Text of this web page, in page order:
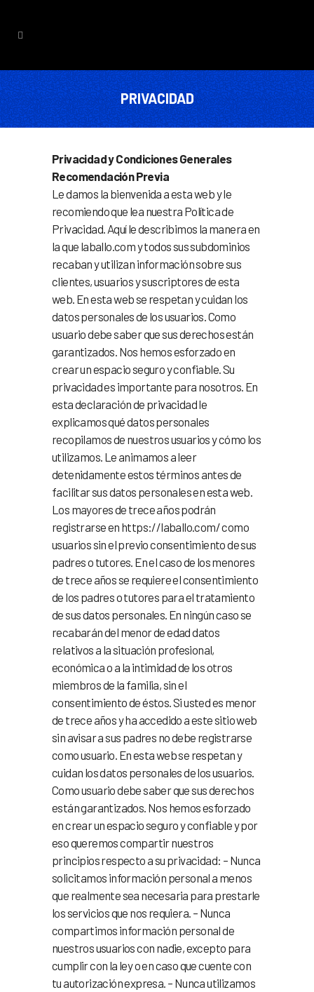
PRIVACIDAD
Privacidad y Condiciones Generales
Recomendación Previa
Le damos la bienvenida a esta web y le
recomiendo que lea nuestra Política de
Privacidad. Aquí le describimos la manera en
la que laballo.com y todos sus subdominios
recaban y utilizan información sobre sus
clientes, usuarios y suscriptores de esta
web. En esta web se respetan y cuidan los
datos personales de los usuarios. Como
usuario debe saber que sus derechos están
garantizados. Nos hemos esforzado en
crear un espacio seguro y confiable. Su
privacidad es importante para nosotros. En
esta declaración de privacidad le
explicamos qué datos personales
recopilamos de nuestros usuarios y cómo los
utilizamos. Le animamos a leer
detenidamente estos términos antes de
facilitar sus datos personales en esta web.
Los mayores de trece años podrán
registrarse en https://laballo.com/ como
usuarios sin el previo consentimiento de sus
padres o tutores. En el caso de los menores
de trece años se requiere el consentimiento
de los padres o tutores para el tratamiento
de sus datos personales. En ningún caso se
recabarán del menor de edad datos
relativos a la situación profesional,
económica o a la intimidad de los otros
miembros de la familia, sin el
consentimiento de éstos. Si usted es menor
de trece años y ha accedido a este sitio web
sin avisar a sus padres no debe registrarse
como usuario. En esta web se respetan y
cuidan los datos personales de los usuarios.
Como usuario debe saber que sus derechos
están garantizados. Nos hemos esforzado
en crear un espacio seguro y confiable y por
eso queremos compartir nuestros
principios respecto a su privacidad: – Nunca
solicitamos información personal a menos
que realmente sea necesaria para prestarle
los servicios que nos requiera. – Nunca
compartimos información personal de
nuestros usuarios con nadie, excepto para
cumplir con la ley o en caso que cuente con
tu autorización expresa. – Nunca utilizamos